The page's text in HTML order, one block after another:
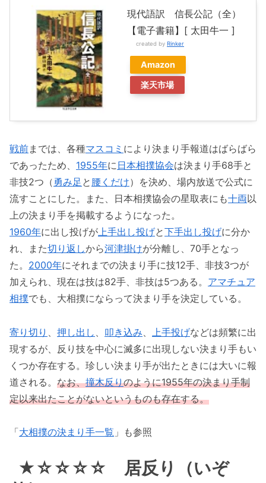
現代語訳 信長公記（全）
【電子書籍】[ 太田牛一 ]
created by Rinker
Amazon
楽天市場
戦前までは、各種マスコミ により決まり手報道はばらばら
であったため、 1955年に 日本相撲協会は決まり手68手と
非技2つ（ 勇み足 と 腰くだけ）を決め、場内放送で公式に
流すことにした。また、日本相撲協会の星取表にも十両以
上の決まり手を掲載するようになった。
1960年に出し投げが 上手出し投げと下手出し投げに分か
れ、また切り返しから河津掛けが分離し、70手となっ
た。 2000年にそれまでの決まり手に技12手、非技3つが
加えられ、現在は技は82手、非技は5つある。 アマチュア
相撲でも、大相撲にならって決まり手を決定している。
寄り切り 押し出し 叩き込み 上手投げなどは頻繁に出
現するが、反り技を中心に滅多に出現しない決まり手もい
くつか存在する。珍しい決まり手が出たときには大いに報
道される。 なお、撞木反りのように1955年の決まり手制
定以来出たことがないというものも存在する。
「大相撲の決まり手一覧 」も参照
★☆☆☆☆ 居反り（いぞ